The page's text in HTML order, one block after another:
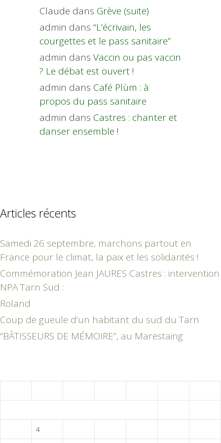
Claude dans Grève (suite)
admin dans “L’écrivain, les
courgettes et le pass sanitaire”
admin dans Vaccin ou pas vaccin
? Le débat est ouvert !
admin dans Café Plùm : à
propos du pass sanitaire
admin dans Castres : chanter et
danser ensemble !
Articles récents
Samedi 26 septembre, marchons partout en
France pour le climat, la paix et les solidarités !
Commémoration Jean JAURES Castres : intervention
NPA Tarn Sud :
Roland
Coup de gueule d’un habitant du sud du Tarn
“BÂTISSEURS DE MÉMOIRE”, au Marestaing
4